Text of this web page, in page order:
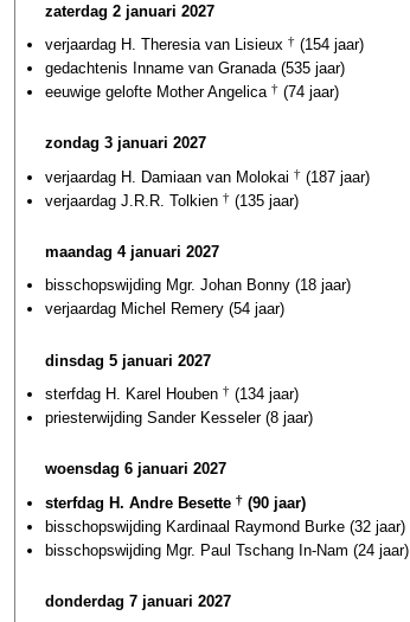
zaterdag 2 januari 2027
verjaardag H. Theresia van Lisieux † (154 jaar)
gedachtenis Inname van Granada (535 jaar)
eeuwige gelofte Mother Angelica † (74 jaar)
zondag 3 januari 2027
verjaardag H. Damiaan van Molokai † (187 jaar)
verjaardag J.R.R. Tolkien † (135 jaar)
maandag 4 januari 2027
bisschopswijding Mgr. Johan Bonny (18 jaar)
verjaardag Michel Remery (54 jaar)
dinsdag 5 januari 2027
sterfdag H. Karel Houben † (134 jaar)
priesterwijding Sander Kesseler (8 jaar)
woensdag 6 januari 2027
sterfdag H. Andre Besette † (90 jaar)
bisschopswijding Kardinaal Raymond Burke (32 jaar)
bisschopswijding Mgr. Paul Tschang In-Nam (24 jaar)
donderdag 7 januari 2027